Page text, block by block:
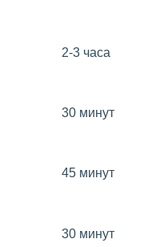
2-3 часа
30 минут
45 минут
30 минут